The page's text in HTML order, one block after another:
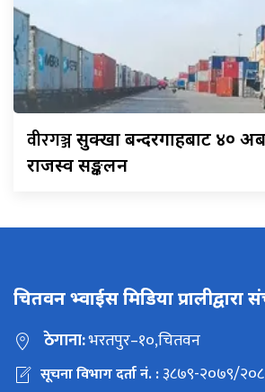
वीरगञ्जसुक्खा बन्दरगाहबाट ४०
राजस्व सङ्कलन
चितवन भ्वाईस मिडिया प्रालीद्वारा
ठेगाना:भरतपुर–१०,चितवन
सूचना विभाग दर्ता नं. :३८७९-२०७९/